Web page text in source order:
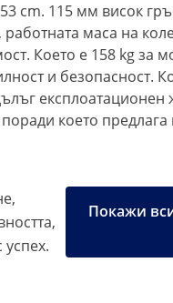
cm. 115 мм висок
маса на
Което е 158 kg за
и безопасност.
което
Покажи